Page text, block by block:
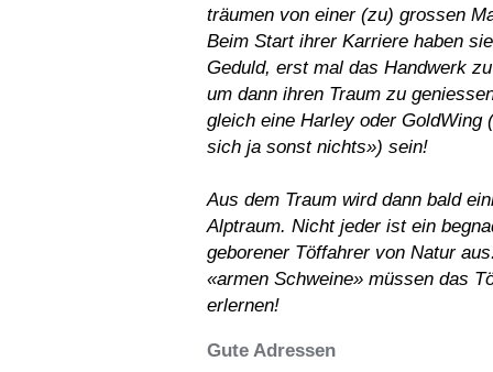
träumen von einer (zu) grossen
Beim Start ihrer Karriere haben
Geduld, erst mal das Handwerk
um dann ihren Traum zu
gleich eine Harley oder GoldWing
sich ja sonst nichts») sein!
Aus dem Traum wird dann bald
Alptraum. Nicht jeder ist ein
geborener Töffahrer von Natur
«armen Schweine» müssen das
erlernen!
Gute Adressen